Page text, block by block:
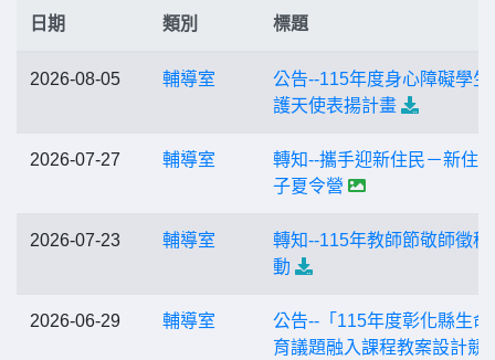
日期 類別 標題
2026-08-05 輔導室
公告--115年度身心障礙學生
護天使表揚計畫
2026-07-27 輔導室
轉知--攜手迎新住民－新住
子夏令營
2026-07-23 輔導室
轉知--115年教師節敬師徵稿
動
2026-06-29 輔導室
公告--「115年度彰化縣生命
育議題融入課程教案設計競